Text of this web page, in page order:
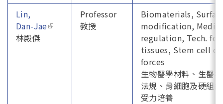
Lin,
Dan-Jae(link is external)
林殿傑
Professor
教授
Biomaterials,
modification,
regulation, Tech.
tissues, Stem cell
forces
生物醫學材料、生醫
法規、骨細胞及硬組
受力培養